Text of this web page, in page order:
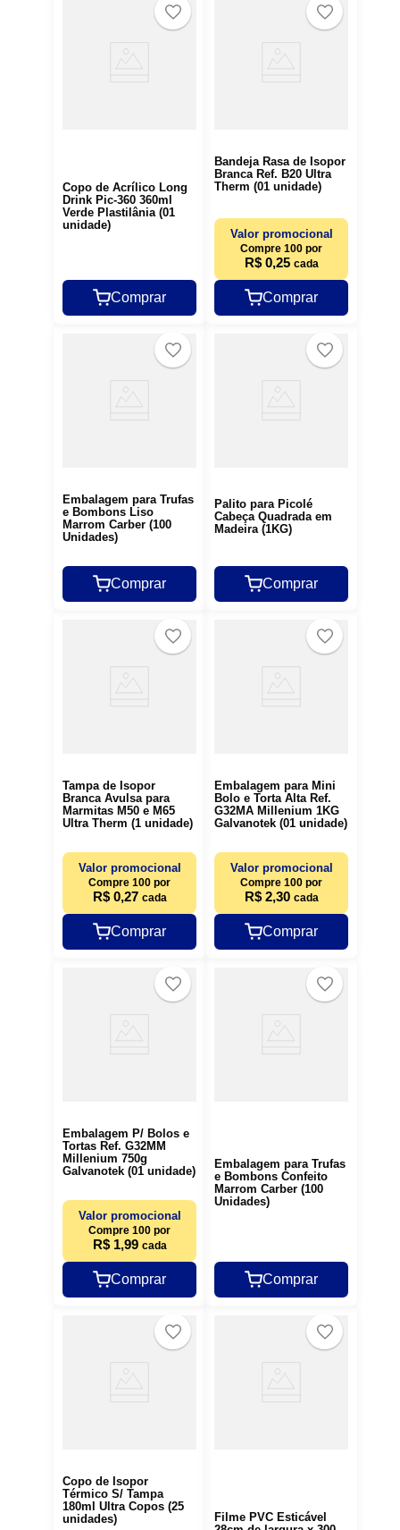
Copo de Acrílico Long
Drink Pic-360 360ml
Verde Plastilânia (01
unidade)
Comprar
Bandeja Rasa de Isopor
Branca Ref. B20 Ultra
Therm (01 unidade)
Valor promocional
Compre 100 por
R$ 0,25 cada
Comprar
Embalagem para Trufas
e Bombons Liso
Marrom Carber (100
Unidades)
Comprar
Palito para Picolé
Cabeça Quadrada em
Madeira (1KG)
Comprar
Tampa de Isopor
Branca Avulsa para
Marmitas M50 e M65
Ultra Therm (1 unidade)
Valor promocional
Compre 100 por
R$ 0,27 cada
Comprar
Embalagem para Mini
Bolo e Torta Alta Ref.
G32MA Millenium 1KG
Galvanotek (01 unidade)
Valor promocional
Compre 100 por
R$ 2,30 cada
Comprar
Embalagem P/ Bolos e
Tortas Ref. G32MM
Millenium 750g
Galvanotek (01 unidade)
Valor promocional
Compre 100 por
R$ 1,99 cada
Comprar
Embalagem para Trufas
e Bombons Confeito
Marrom Carber (100
Unidades)
Comprar
Copo de Isopor
Térmico S/ Tampa
180ml Ultra Copos (25
unidades)
Filme PVC Esticável